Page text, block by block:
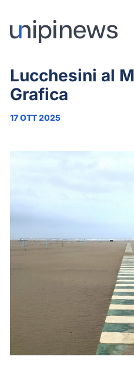
“L’albero e la
Lucchesini al
Grafica
17 OTT 2025